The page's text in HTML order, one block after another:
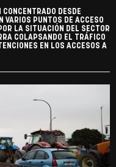
DESDE
VARIOS PUNTOS DE ACCESO
LA SITUACIÓN DEL SECTOR
COLAPSANDO EL TRÁFICO
EN LOS ACCESOS A